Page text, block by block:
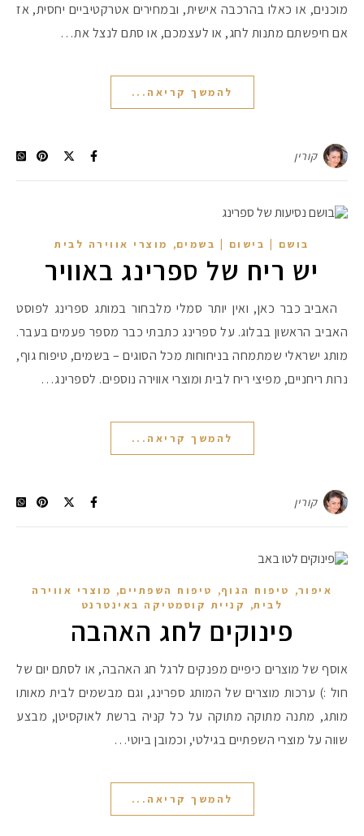
מוכנים, או כאלו בהרכבה אישית, ובמחירים אטרקטיביים יחסית, אז
אם חיפשתם מתנות לחג, או לעצמכם, או סתם לנצל את…
להמשך קריאה...
קורין
בושם | בישום | בשמים, מוצרי אווירה לבית
יש ריח של ספרינג באוויר
האביב כבר כאן, ואין יותר סמלי מלבחור במותג ספרינג לפוסט
האביב הראשון בבלוג. על ספרינג כתבתי כבר מספר פעמים בעבר.
מותג ישראלי שמתמחה בניחוחות מכל הסוגים – בשמים, טיפוח גוף,
נרות ריחניים, מפיצי ריח לבית ומוצרי אווירה נוספים. לספרינג…
להמשך קריאה...
קורין
איפור, טיפוח הגוף, טיפוח השפתיים, מוצרי אווירה
לבית, קניית קוסמטיקה באינטרנט
פינוקים לחג האהבה
אוסף של מוצרים כיפיים מפנקים לרגל חג האהבה, או לסתם יום של
חול :) ערכות מוצרים של המותג ספרינג, וגם מבשמים לבית מאותו
מותג, מתנה מתוקה מתוקה על כל קניה ברשת לאוקסיטן, מבצע
שווה על מוצרי השפתיים בגילטי, וכמובן ביוטי…
להמשך קריאה...